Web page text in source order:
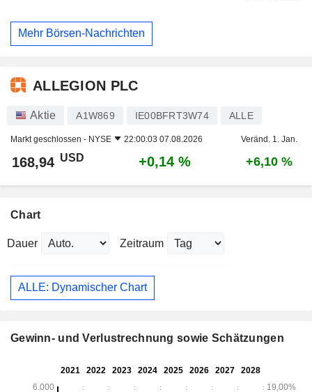
Mehr Börsen-Nachrichten
ALLEGION PLC
Aktie A1W869 IE00BFRT3W74 ALLE
Markt geschlossen - NYSE 22:00:03 07.08.2026 Veränd. 1. Jan.
168,94 USD +0,14 % +6,10 %
Chart
Dauer Zeitraum
ALLE: Dynamischer Chart
Gewinn- und Verlustrechnung sowie Schätzungen